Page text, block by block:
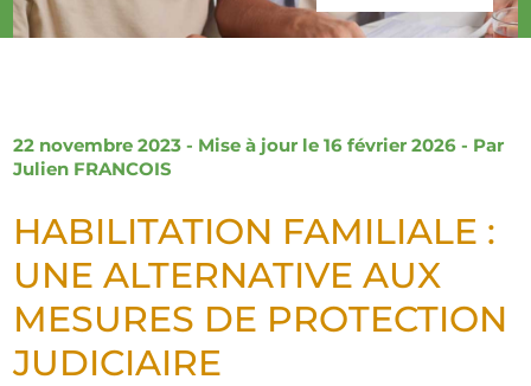
22 novembre 2023 - Mise à jour le 16 février 2026 - Par
Julien FRANCOIS
HABILITATION FAMILIALE :
UNE ALTERNATIVE AUX
MESURES DE PROTECTION
JUDICIAIRE